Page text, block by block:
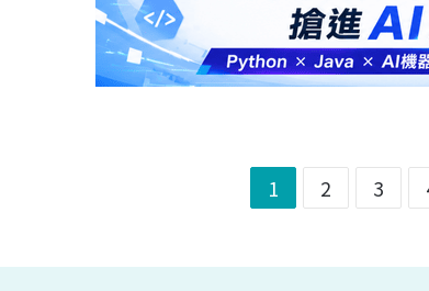
1 2 3